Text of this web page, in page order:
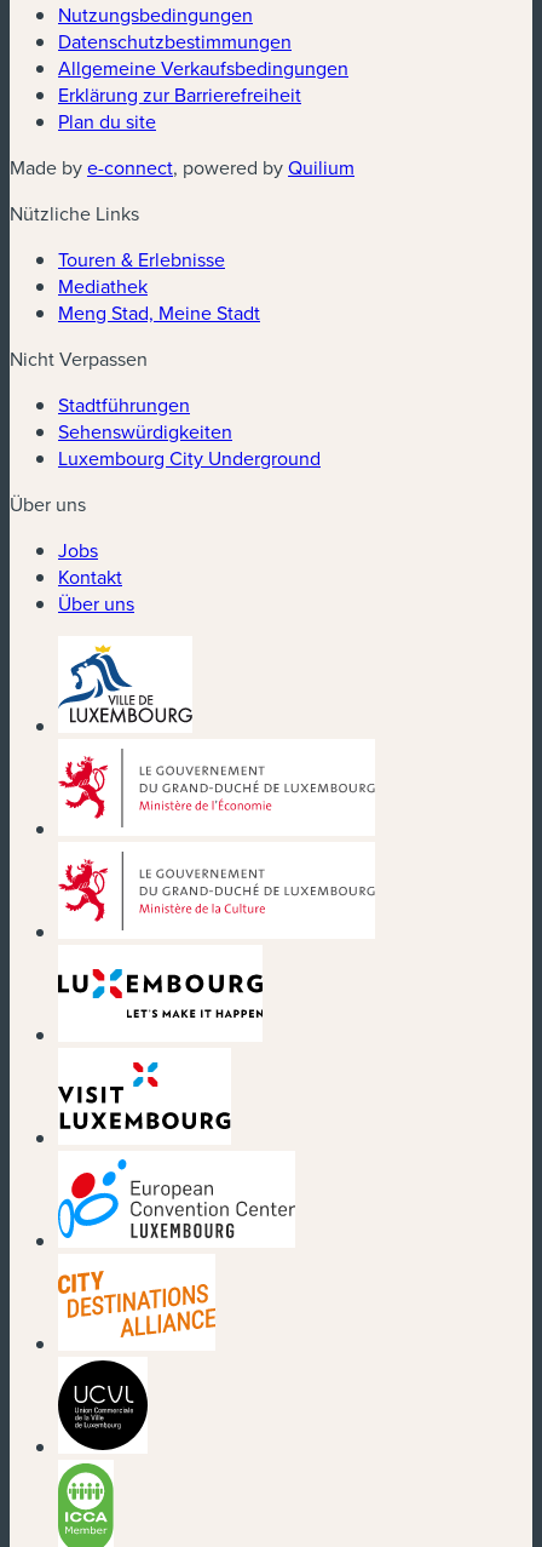
Nutzungsbedingungen
Datenschutzbestimmungen
Allgemeine Verkaufsbedingungen
Erklärung zur Barrierefreiheit
Plan du site
Made bye-connect, powered byQuilium
Nützliche Links
Touren & Erlebnisse
Mediathek
Meng Stad, Meine Stadt
Nicht Verpassen
Stadtführungen
Sehenswürdigkeiten
Luxembourg City Underground
Über uns
Jobs
Kontakt
Über uns